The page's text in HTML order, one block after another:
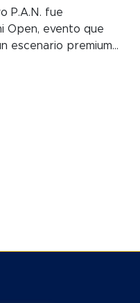
P.A.N. fue
Open, evento que
escenario premium...